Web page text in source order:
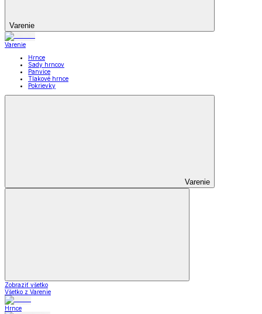
Varenie
Varenie
Hrnce
Sady hrncov
Panvice
Tlakové hrnce
Pokrievky
Varenie
Zobraziť všetko
Všetko z Varenie
Hrnce